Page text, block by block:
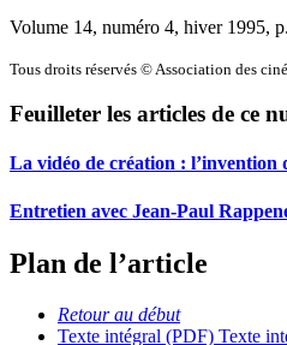
Volume 14, numéro 4, hiver 1995,
Tous droits réservés © Association des
Feuilleter les articles de ce
La vidéo de création : l’invention
Entretien avec Jean-Paul
Plan de l’article
Retour au début
Texte intégral (PDF) Texte